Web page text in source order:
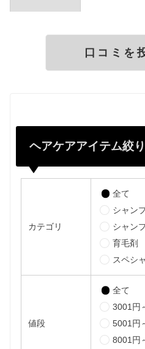
ヘアケアアイテム絞
カテゴリ
全て
シャン
シャン
育毛剤
スペシ
値段
全て
3001円
5001円
8001円